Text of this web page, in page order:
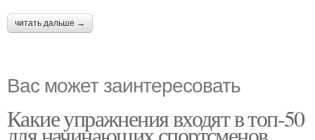
читать дальше →
Вас может заинтересовать
Какие упражнения входят в топ-50